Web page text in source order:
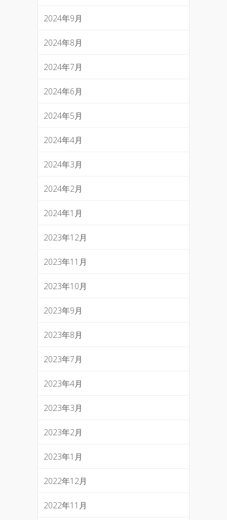
2024年9月
2024年8月
2024年7月
2024年6月
2024年5月
2024年4月
2024年3月
2024年2月
2024年1月
2023年12月
2023年11月
2023年10月
2023年9月
2023年8月
2023年7月
2023年4月
2023年3月
2023年2月
2023年1月
2022年12月
2022年11月